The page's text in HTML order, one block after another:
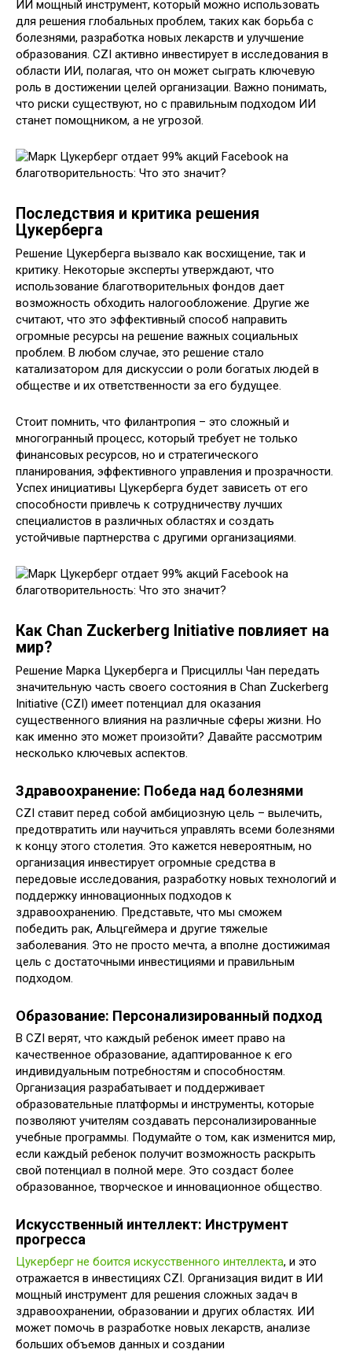
ИИ мощный инструмент, который можно использовать
для решения глобальных проблем, таких как борьба с
болезнями, разработка новых лекарств и улучшение
образования. CZI активно инвестирует в исследования в
области ИИ, полагая, что он может сыграть ключевую
роль в достижении целей организации. Важно понимать,
что риски существуют, но с правильным подходом ИИ
станет помощником, а не угрозой.
Последствия и критика решения
Цукерберга
Решение Цукерберга вызвало как восхищение, так и
критику. Некоторые эксперты утверждают, что
использование благотворительных фондов дает
возможность обходить налогообложение. Другие же
считают, что это эффективный способ направить
огромные ресурсы на решение важных социальных
проблем. В любом случае, это решение стало
катализатором для дискуссии о роли богатых людей в
обществе и их ответственности за его будущее.
Стоит помнить, что филантропия – это сложный и
многогранный процесс, который требует не только
финансовых ресурсов, но и стратегического
планирования, эффективного управления и прозрачности.
Успех инициативы Цукерберга будет зависеть от его
способности привлечь к сотрудничеству лучших
специалистов в различных областях и создать
устойчивые партнерства с другими организациями.
Как Chan Zuckerberg Initiative повлияет на
мир?
Решение Марка Цукерберга и Присциллы Чан передать
значительную часть своего состояния в Chan Zuckerberg
Initiative (CZI) имеет потенциал для оказания
существенного влияния на различные сферы жизни. Но
как именно это может произойти? Давайте рассмотрим
несколько ключевых аспектов.
Здравоохранение: Победа над болезнями
CZI ставит перед собой амбициозную цель – вылечить,
предотвратить или научиться управлять всеми болезнями
к концу этого столетия. Это кажется невероятным, но
организация инвестирует огромные средства в
передовые исследования, разработку новых технологий и
поддержку инновационных подходов к
здравоохранению. Представьте, что мы сможем
победить рак, Альцгеймера и другие тяжелые
заболевания. Это не просто мечта, а вполне достижимая
цель с достаточными инвестициями и правильным
подходом.
Образование: Персонализированный подход
В CZI верят, что каждый ребенок имеет право на
качественное образование, адаптированное к его
индивидуальным потребностям и способностям.
Организация разрабатывает и поддерживает
образовательные платформы и инструменты, которые
позволяют учителям создавать персонализированные
учебные программы. Подумайте о том, как изменится мир,
если каждый ребенок получит возможность раскрыть
свой потенциал в полной мере. Это создаст более
образованное, творческое и инновационное общество.
Искусственный интеллект: Инструмент
прогресса
Цукерберг не боится искусственного интеллекта, и это
отражается в инвестициях CZI. Организация видит в ИИ
мощный инструмент для решения сложных задач в
здравоохранении, образовании и других областях. ИИ
может помочь в разработке новых лекарств, анализе
больших объемов данных и создании